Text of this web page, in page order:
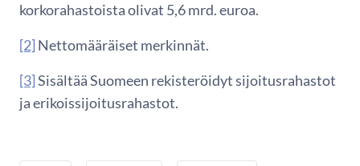
korkorahastoista olivat 5,6 mrd. euroa.
[2] Nettomääräiset merkinnät.
[3]Sisältää Suomeen rekisteröidyt sijoitusrahastot
ja erikoissijoitusrahastot.